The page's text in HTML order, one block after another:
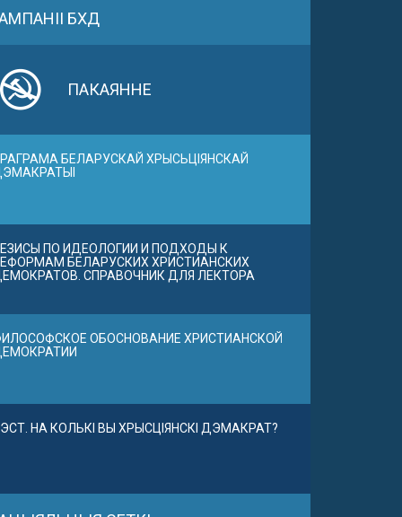
БХД
ПАКАЯННЕ
БЕЛАРУСКАЙ ХРЫСЬЦІЯНСКАЙ
ПО ИДЕОЛОГИИ И ПОДХОДЫ К
БЕЛАРУСКИХ ХРИСТИАНСКИХ
СПРАВОЧНИК ДЛЯ ЛЕКТОРА
ОБОСНОВАНИЕ ХРИСТИАНСКОЙ
НА КОЛЬКІ ВЫ ХРЫСЦІЯНСКІ ДЭМАКРАТ?